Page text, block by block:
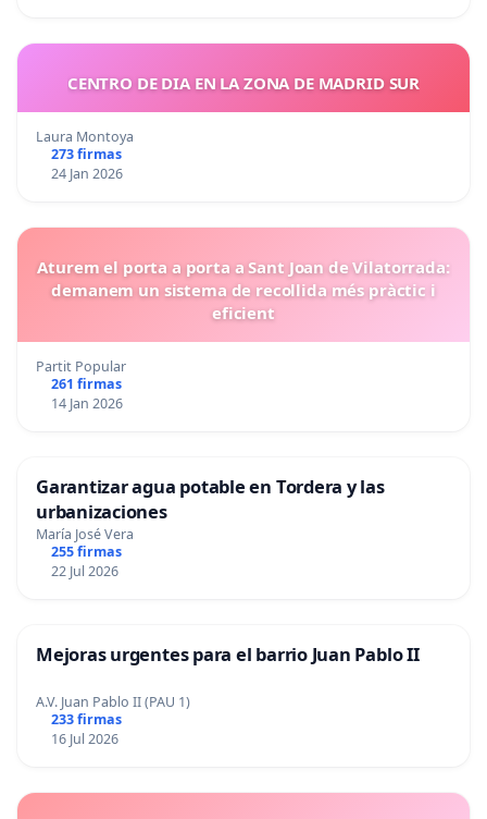
CENTRO DE DIA EN LA ZONA DE MADRID SUR
Laura Montoya
273 firmas
24 Jan 2026
Aturem el porta a porta a Sant Joan de Vilatorrada:
demanem un sistema de recollida més pràctic i
eficient
Partit Popular
261 firmas
14 Jan 2026
Garantizar agua potable en Tordera y las
urbanizaciones
María José Vera
255 firmas
22 Jul 2026
Mejoras urgentes para el barrio Juan Pablo II
A.V. Juan Pablo II (PAU 1)
233 firmas
16 Jul 2026